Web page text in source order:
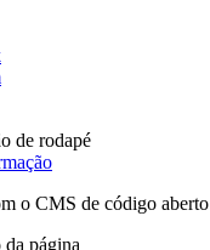
de rodapé
o CMS de código aberto
página